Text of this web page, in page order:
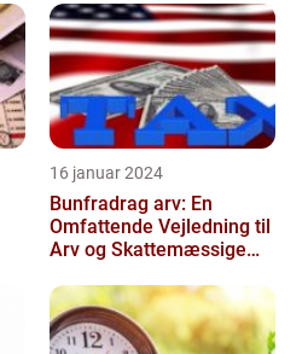
16 januar 2024
Bunfradrag arv: En
Omfattende Vejledning til
Arv og Skattemæssige